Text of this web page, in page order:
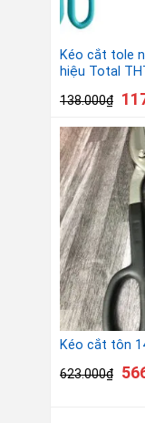
Kéo cắt tole
hiệu Total
138.000₫
Kéo cắt tôn
623.000₫